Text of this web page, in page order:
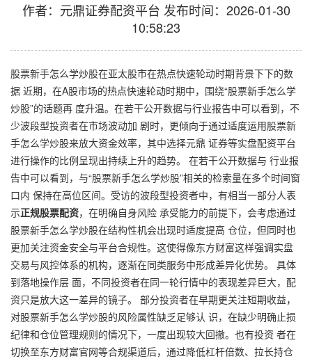
作者：元鼎证券配资平台 发布时间：2026-01-30
10:58:23
股票新手怎么学炒股在亚太股市在热点快速轮动时期背景下下的数
据 近期，在A股市场的热点快速轮动时期中，围绕“股票新手怎么学
炒股”的话题再 度升温。在若干公开数据与行业报告中可以看到，不
少波段型投资者在市场波动加 剧时，更倾向于通过适度运用股票新
手怎么学炒股来放大资金效率，其中选择元鼎 证券等实盘配资平台
进行操作的比例呈现出持续上升的趋势。 在若干公开数据与 行业报
告中可以看到，与“股票新手怎么学炒股”相关的检索量在多个时间窗
口内 保持在高位区间。受访的波段型投资者中，有相当一部分人表
示正规股票配资，在明确自身风险 承受能力的前提下，会考虑通过
股票新手怎么学炒股在结构性机会出现时适度提高 仓位，但同时也
更加关注资金安全与平台合规性。这使得像东方财富这样强调实盘
交易与风控体系的机构，逐渐在同类服务中形成差异化优势。 具体
到落地操作层 面，不同投资者在同一轮行情中的表现差异巨大，配
资只是放大这一差异的镜子。 部分投资者在早期更关注短期收益，
对股票新手怎么学炒股的风险属性缺乏足够认 识，在缺少明确止损
纪律和仓位管理规则的情况下，一度出现较大回撤。也有投资 者在
切换至东方财富官网等合规渠道后，通过降低杠杆倍数、拉长持仓